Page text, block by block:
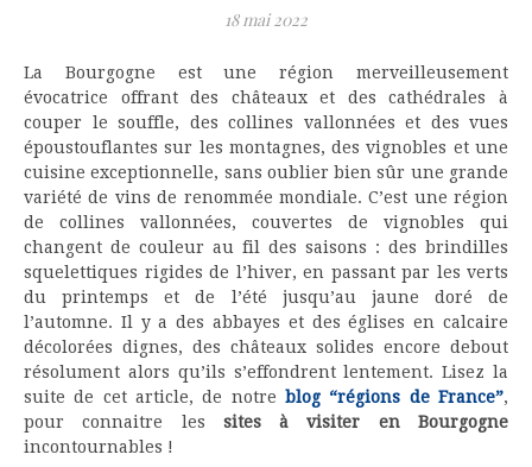
18 mai 2022
La Bourgogne est une région merveilleusement
évocatrice offrant des châteaux et des cathédrales à
couper le souffle, des collines vallonnées et des vues
époustouflantes sur les montagnes, des vignobles et une
cuisine exceptionnelle, sans oublier bien sûr une grande
variété de vins de renommée mondiale. C’est une région
de collines vallonnées, couvertes de vignobles qui
changent de couleur au fil des saisons : des brindilles
squelettiques rigides de l’hiver, en passant par les verts
du printemps et de l’été jusqu’au jaune doré de
l’automne. Il y a des abbayes et des églises en calcaire
décolorées dignes, des châteaux solides encore debout
résolument alors qu’ils s’effondrent lentement. Lisez la
suite de cet article, de notre blog “régions de France”,
pour connaitre les sites à visiter en Bourgogne
incontournables !